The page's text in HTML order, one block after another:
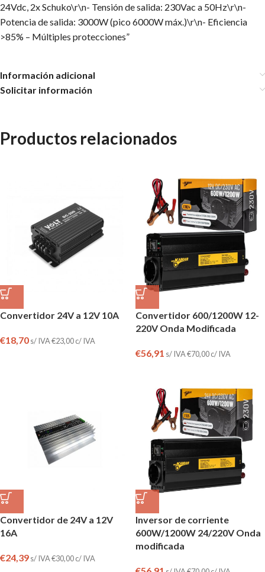
24Vdc, 2x Schuko\r\n- Tensión de salida: 230Vac a 50Hz\r\n-
Potencia de salida: 3000W (pico 6000W máx.)\r\n- Eficiencia
>85% – Múltiples protecciones”
Información adicional
Solicitar información
Productos relacionados
Convertidor 24V a 12V 10A
€18,70s/ IVA€23,00c/ IVA
Convertidor 600/1200W 12-
220V Onda Modificada
€56,91 s/ IVA€70,00c/ IVA
Convertidor de 24V a 12V
16A
€24,39s/ IVA€30,00c/ IVA
Inversor de corriente
600W/1200W 24/220V Onda
modificada